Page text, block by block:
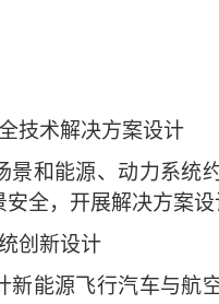
技术解决方案设计
景和能源、动力系统
全，开展解决方案设
创新设计
能源飞行汽车与航